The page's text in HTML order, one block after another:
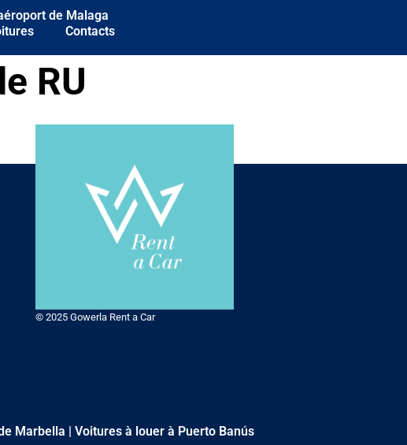
de Malaga
Contacts
RU
© 2025 Gowerla Rent a Car
Marbella Voitures à louer à Puerto Banús